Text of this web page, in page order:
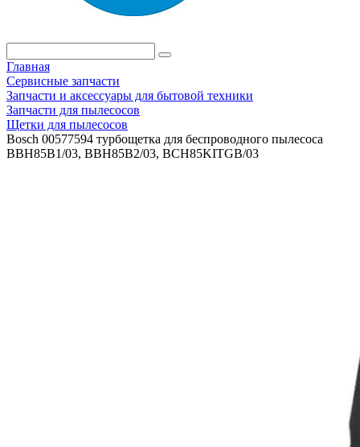
Главная
Сервисные запчасти
Запчасти и аксессуары для бытовой техники
Запчасти для пылесосов
Щетки для пылесосов
Bosch 00577594 турбощетка для беспроводного пылесоса
BBH85B1/03, BBH85B2/03, BCH85KITGB/03